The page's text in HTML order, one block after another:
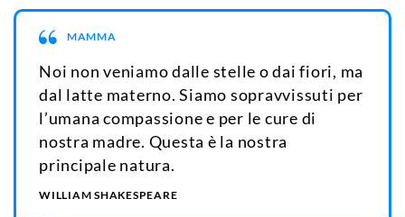
MAMMA
Noi non veniamo dalle stelle o dai fiori, ma
dal latte materno. Siamo sopravvissuti per
l’umana compassione e per le cure di
nostra madre. Questa è la nostra
principale natura.
WILLIAM SHAKESPEARE